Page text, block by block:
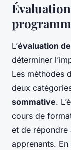
L’évaluation
déterminer
Les méthodes
deux
sommative.
cours de
et de répondre
apprenants.